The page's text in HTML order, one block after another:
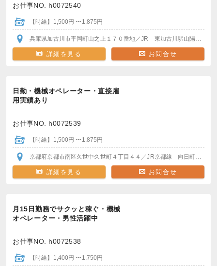
お仕事NO. h0072540
【時給】1,500円 〜1,875円
兵庫県加古川市平岡町山之上１７０番地／JR 東加古川駅山陽電車 別府駅
詳細を見る お問合せ
日勤・機械オペレーター・直接雇
用実績あり
お仕事NO. h0072539
【時給】1,500円 〜1,875円
京都府京都市南区久世中久世町４丁目４４ ／JR京都線 向日町駅/桂川駅
詳細を見る お問合せ
月15日勤務でサクッと稼ぐ・機械
オペレーター・男性活躍中
お仕事NO. h0072538
【時給】1,400円 〜1,750円